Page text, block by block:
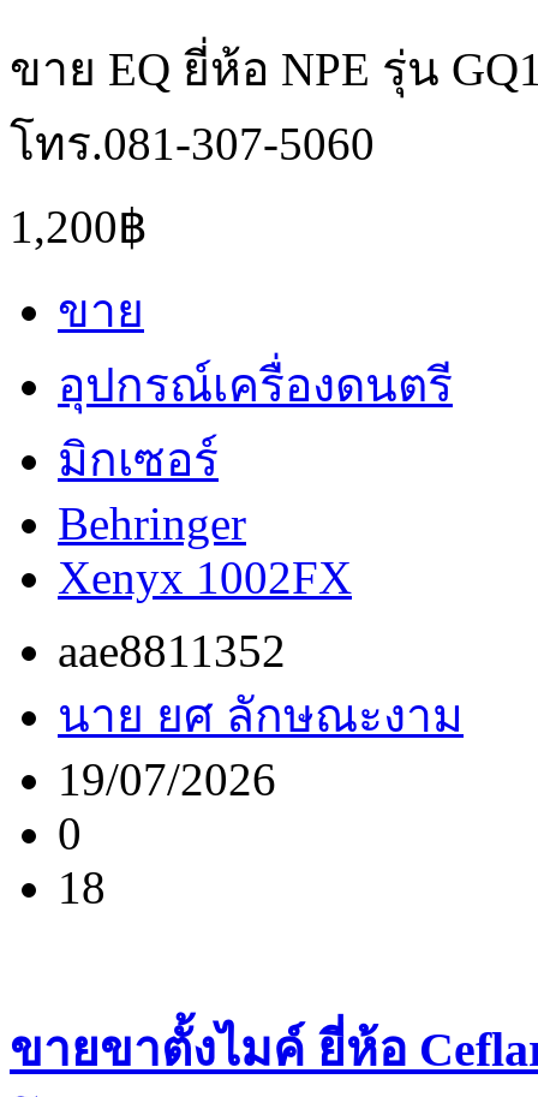
ขาย EQ ยี่ห้อ NPE รุ่น
โทร.081-307-5060
1,200฿
ขาย
อุปกรณ์เครื่องดนตรี
มิกเซอร์
Behringer
Xenyx 1002FX
aae8811352
นาย ยศ ลักษณะงาม
19/07/2026
0
18
ขายขาตั้งไมค์ ยี่ห้อ